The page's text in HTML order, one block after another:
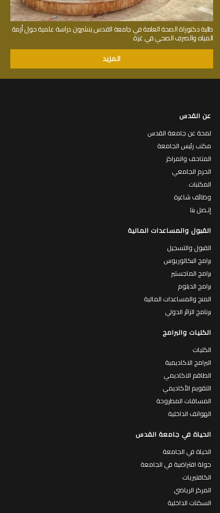
طلبة دكتوراة الصحة العامة في جامعة القدس ينشرون دراسة علمية حول أزمة
المياه والصرف الصحي في غزة
المزيد
عن القدس
لمحة عن جامعة القدس
مكتب رئيس الجامعة
المتاحف والمراكز
الحرم الجامعي
المكتبات
وظائف شاغرة
إتـصل بنا
القبول والمساعدات المالية
القبول والتسجيل
برامج البكالوريوس
برامج الماجستير
برامج الدبلوم
المنح والمساعدات المالية
برنامج الزائر الدولي
الكليات والبرامج
الكليات
البرامج الاكاديمية
الطاقم الاكاديمي
التقويم الأكاديمي
المساقات المطروحة
الهواتف الداخلية
الحياة في جامعة القدس
الحياة في الجامعة
جولة افتراضية في الجامعة
الكافتيريات
المركز الرياضي
السكنات الداخلية